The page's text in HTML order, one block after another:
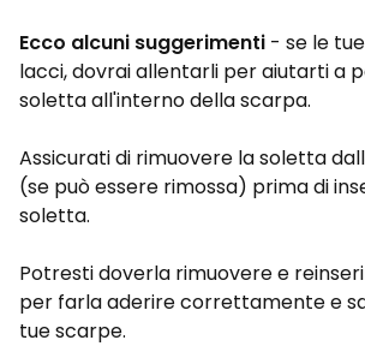
Ecco alcuni suggerimenti - se le
lacci, dovrai allentarli per aiutarti a
soletta all'interno della scarpa.
Assicurati di rimuovere la soletta
(se può essere rimossa) prima di
soletta.
Potresti doverla rimuovere e
per farla aderire correttamente e
tue scarpe.